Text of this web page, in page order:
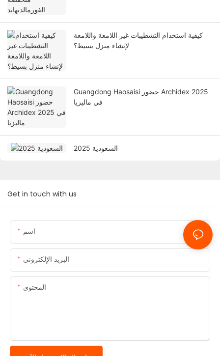
كيفية استخدام التشطيبات غير اللامعة واللامعة
لإنشاء منزل بسيط؟
Guangdong Haosaisi حضور Archidex 2025
في ماليزيا
2025 السعودية
Get in touch with us
اسم
البريد الإلكتروني
المحتوى